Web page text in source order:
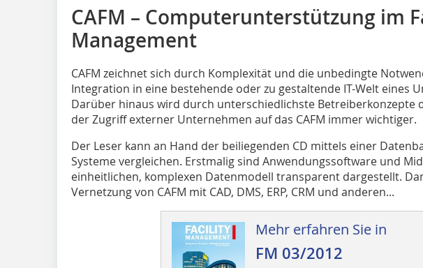
CAFM – Computerunterstützung im
Management
CAFM zeichnet sich durch Komplexität und die unbedingte
Integration in eine bestehende oder zu gestaltende IT-Welt eines
Darüber hinaus wird durch unterschiedlichste Betreiberkonzepte
der Zugriff externer Unternehmen auf das CAFM immer wichtiger.
Der Leser kann an Hand der beiliegenden CD mittels einer
Systeme vergleichen. Erstmalig sind Anwendungssoftware und
einheitlichen, komplexen Datenmodell transparent dargestellt.
Vernetzung von CAFM mit CAD, DMS, ERP, CRM und anderen...
Mehr erfahren Sie in
FM 03/2012